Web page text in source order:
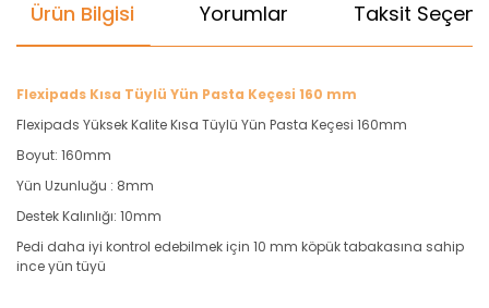
Ürün Bilgisi Yorumlar Taksit
Flexipads Kısa Tüylü Yün Pasta Keçesi 160 mm
Flexipads Yüksek Kalite Kısa Tüylü Yün Pasta Keçesi 160mm
Boyut: 160mm
Yün Uzunluğu : 8mm
Destek Kalınlığı: 10mm
Pedi daha iyi kontrol edebilmek için 10 mm köpük tabakasına sahip
ince yün tüyü